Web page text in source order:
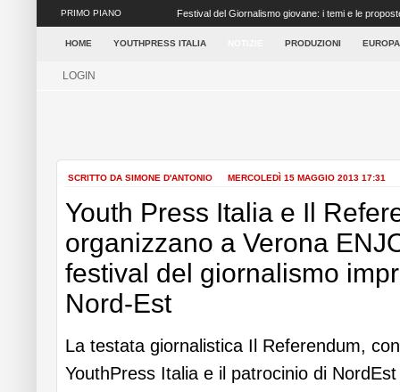
PRIMO PIANO Festival del Giornalismo giovane: i temi e le
concretezza ai tanti elementi ...
HOME YOUTHPRESS ITALIA PRODUZIONI
LOGIN
SCRITTO DA SIMONE D'ANTONIO MERCOLEDÌ 15 MAGGIO 2013 17:31
Youth Press Italia e Il
organizzano a Verona
festival del giornalismo
Nord-Est
La testata giornalistica Il Referendum,
YouthPress Italia e il patrocinio di